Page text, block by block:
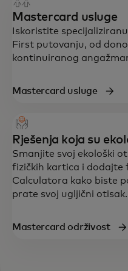
Mastercard usluge
Iskoristite
First putovanju, od
kontinuiranog
Mastercard usluge
Rješenja koja su
Smanjite svoj ekološki
fizičkih kartica i dodajte
Calculatora kako biste
prate svoj ugljični otisak.
Mastercard održivost